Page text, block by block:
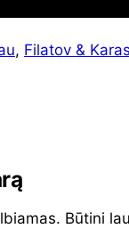
, Filatov &
Būtini